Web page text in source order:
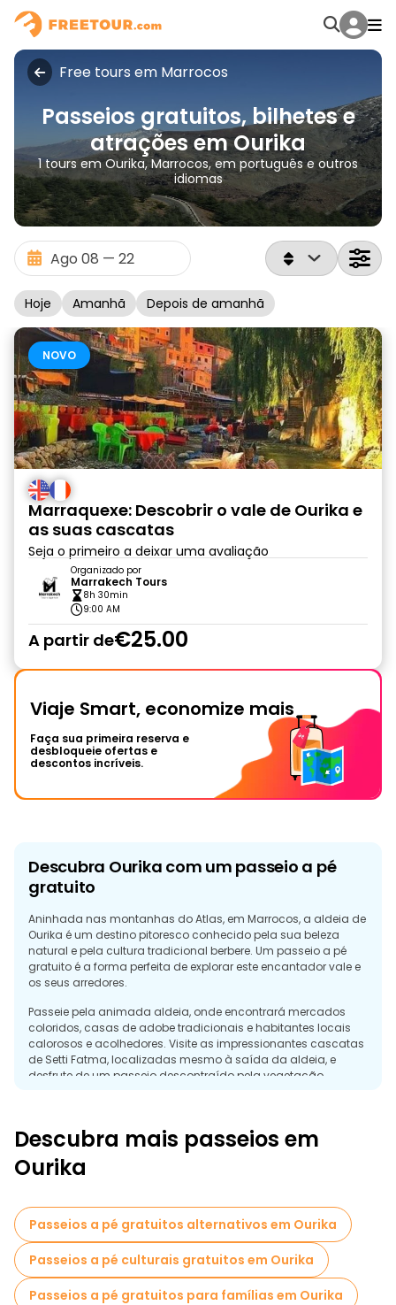
Free tours em Marrocos
Passeios gratuitos, bilhetes e
atrações em Ourika
1 tours em Ourika, Marrocos, em português e outros
idiomas
Hoje Amanhã Depois de amanhã
NOVO
Marraquexe: Descobrir o vale de Ourika e
as suas cascatas
Seja o primeiro a deixar uma avaliação
Organizado por
Marrakech Tours
8h 30min
9:00 AM
A partir de€25.00
Viaje Smart, economize mais
Faça sua primeira reserva e
desbloqueie ofertas e
descontos incríveis.
Descubra Ourika com um passeio a pé
gratuito
Aninhada nas montanhas do Atlas, em Marrocos, a aldeia de
Ourika é um destino pitoresco conhecido pela sua beleza
natural e pela cultura tradicional berbere. Um passeio a pé
gratuito é a forma perfeita de explorar este encantador vale e
os seus arredores.
Passeie pela animada aldeia, onde encontrará mercados
coloridos, casas de adobe tradicionais e habitantes locais
calorosos e acolhedores. Visite as impressionantes cascatas
de Setti Fatma, localizadas mesmo à saída da aldeia, e
desfrute de um passeio descontraído pela vegetação
Uma visita guiada gratuita a Ourika oferece uma
oportunidade única de conhecer a beleza das montanhas,
da cultura e das paisagens naturais de Marrocos.
Descubra mais passeios em
Ourika
Passeios a pé gratuitos alternativos em Ourika
Passeios a pé culturais gratuitos em Ourika
Passeios a pé gratuitos para famílias em Ourika